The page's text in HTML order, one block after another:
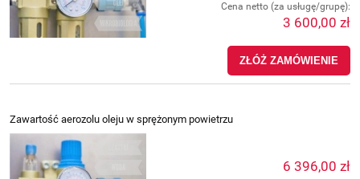
Cena netto (za usługę/grupę):
3 600,00 zł
ZŁÓŻ ZAMÓWIENIE
Zawartość aerozolu oleju w sprężonym powietrzu
6 396,00 zł